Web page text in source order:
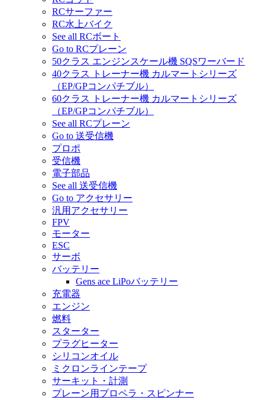
RCサーファー
RC水上バイク
See all RCボート
Go to RCプレーン
50クラス エンジンスケール機 SQSワーバード
40クラス トレーナー機 カルマートシリーズ
（EP/GPコンパチブル）
60クラス トレーナー機 カルマートシリーズ
（EP/GPコンパチブル）
See all RCプレーン
Go to 送受信機
プロポ
受信機
電子部品
See all 送受信機
Go to アクセサリー
汎用アクセサリー
FPV
モーター
ESC
サーボ
バッテリー
Gens ace LiPoバッテリー
充電器
エンジン
燃料
スターター
プラグヒーター
シリコンオイル
ミクロンラインテープ
サーキット・計測
プレーン用プロペラ・スピンナー